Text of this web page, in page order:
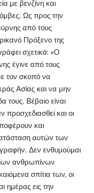
με βενζίνη και
Ως προς την
από τους
Πρόξενο της
σχετικά: «Ο
έγινε από τους
τον σκοπό να
Ασίας και να μην
τους. Βέβαιο είναι
προσχεδιασθεί και οι
και
αυτών των
Δεν ενθυμούμαι
ανθρωπίνων
σπίτια των, οι
ημέρας εις την